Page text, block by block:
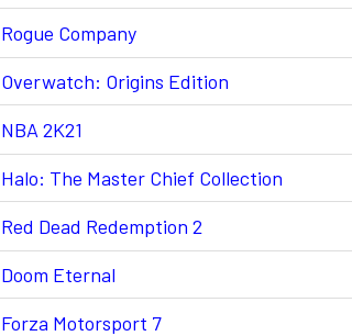
Rogue Company
Overwatch: Origins Edition
NBA 2K21
Halo: The Master Chief Collection
Red Dead Redemption 2
Doom Eternal
Forza Motorsport 7